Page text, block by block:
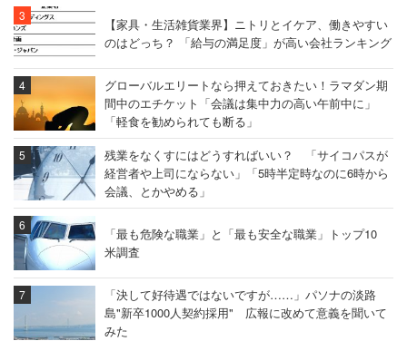
【家具・生活雑貨業界】ニトリとイケア、働きやすい
のはどっち？ 「給与の満足度」が高い会社ランキング
グローバルエリートなら押えておきたい！ラマダン期
間中のエチケット「会議は集中力の高い午前中に」
「軽食を勧められても断る」
残業をなくすにはどうすればいい？ 「サイコパスが
経営者や上司にならない」「5時半定時なのに6時から
会議、とかやめる」
「最も危険な職業」と「最も安全な職業」トップ10
米調査
「決して好待遇ではないですが……」パソナの淡路
島"新卒1000人契約採用" 広報に改めて意義を聞いて
みた